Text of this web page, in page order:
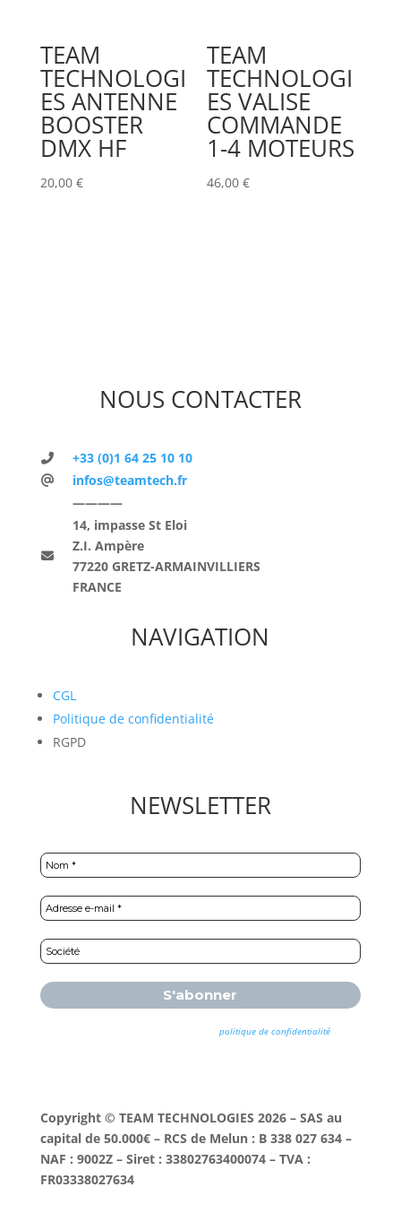
TEAM
TECHNOLOGI
ES ANTENNE
BOOSTER
DMX HF
20,00 €
TEAM
TECHNOLOGI
ES VALISE
COMMANDE
1-4 MOTEURS
46,00€
NOUS CONTACTER
+33 (0)1 64 25 10 10
infos@teamtech.fr
————
14, impasse St Eloi
Z.I. Ampère
77220 GRETZ-ARMAINVILLIERS
FRANCE
NAVIGATION
CGL
Politique de confidentialité
RGPD
NEWSLETTER
politique de confidentialitépour
plus d’informations.
Copyright © TEAM TECHNOLOGIES 2026 – SAS au
capital de 50.000€ – RCS de Melun : B 338 027 634 –
NAF : 9002Z – Siret : 33802763400074 – TVA :
FR03338027634